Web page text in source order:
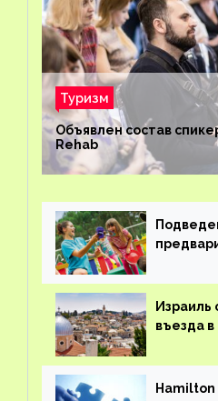
Туризм
Объявлен состав
Rehab
Израиль
въезда в
Hamilton